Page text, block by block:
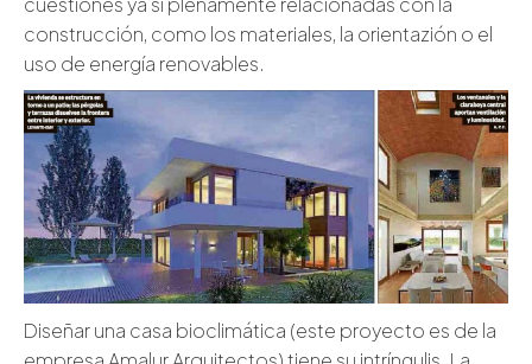
construcción, como los materiales, la orientazión o el
uso de energía renovables.
Diseñar una casa bioclimática (este proyecto es de la